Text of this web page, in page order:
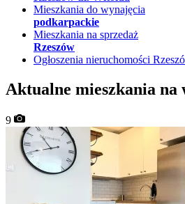
Mieszkania do wynajęcia
podkarpackie
Mieszkania na sprzedaż
Rzeszów
Ogłoszenia nieruchomości
Aktualne mieszkania na
9